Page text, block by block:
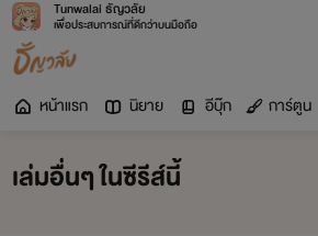
Tunwalai ธัญวลัย
เพื่อประสบการณ์ที่ดีกว่าบนมือถือ
หน้าแรก นิยาย อีบุ๊ก การ์ตูน
เล่มอื่นๆ ในซีรีส์นี้